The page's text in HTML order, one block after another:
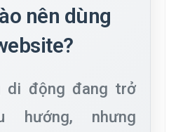
nên dùng
di động đang trở
hướng, nhưng